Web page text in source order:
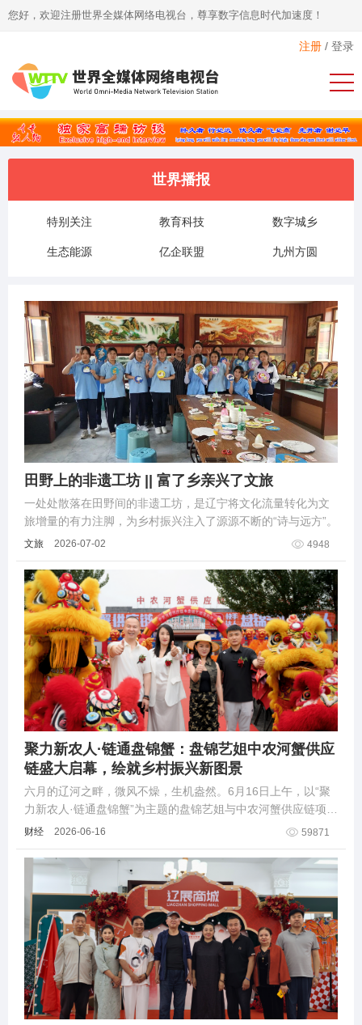
您好，欢迎注册世界全媒体网络电视台，尊享数字信息时代加速度！
注册 / 登录
世界播报
特别关注 教育科技 数字城乡
生态能源 亿企联盟 九州方圆
田野上的非遗工坊 || 富了乡亲兴了文旅
一处处散落在田野间的非遗工坊，是辽宁将文化流量转化为文
旅增量的有力注脚，为乡村振兴注入了源源不断的“诗与远方”。
文旅 2026-07-02 4948
聚力新农人·链通盘锦蟹：盘锦艺姐中农河蟹供应
链盛大启幕，绘就乡村振兴新图景
六月的辽河之畔，微风不燥，生机盎然。6月16日上午，以“聚
力新农人·链通盘锦蟹”为主题的盘锦艺姐与中农河蟹供应链项目
盛大启幕仪式在盘锦圆满举行。
财经 2026-06-16 59871